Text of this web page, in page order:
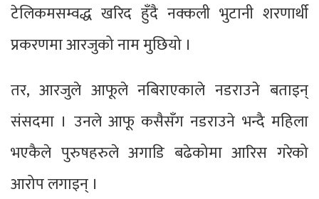
टेलिकमसम्वद्ध खरिद हुँदै नक्कली भुटानी शरणार्थी
प्रकरणमा आरजुको नाम मुछियो ।
तर, आरजुले आफूले नबिराएकाले नडराउने बताइन्
संसदमा । उनले आफू कसैसँग नडराउने भन्दै महिला
भएकैले पुरुषहरुले अगाडि बढेकोमा आरिस गरेको
आरोप लगाइन् ।